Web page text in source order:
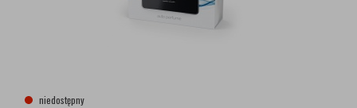
niedostępny